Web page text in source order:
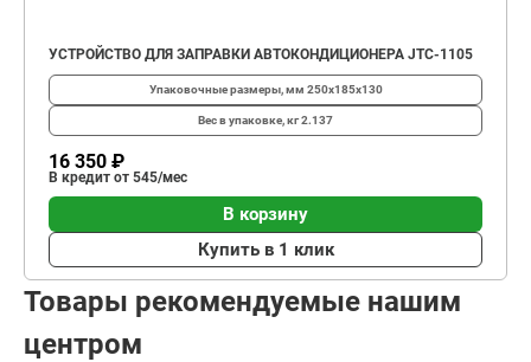
УСТРОЙСТВО ДЛЯ ЗАПРАВКИ АВТОКОНДИЦИОНЕРА JTC-1105
Упаковочные размеры, мм 250х185х130
Вес в упаковке, кг2.137
16 350 ₽
В кредит от 545/мес
В корзину
Купить в 1 клик
Товары рекомендуемые нашим
центром